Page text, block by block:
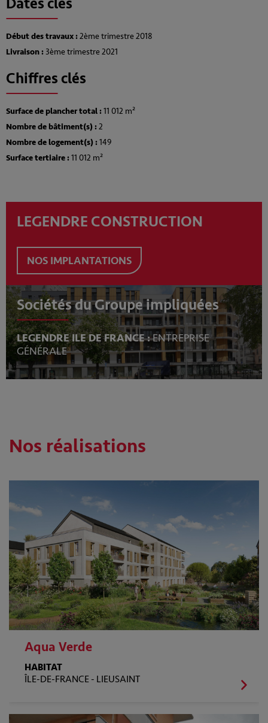
Dates clés
Début des travaux :2ème trimestre 2018
Livraison :3ème trimestre 2021
Chiffres clés
Surface de plancher total :11 012 m²
Nombre de bâtiment(s) :2
Nombre de logement(s) :149
Surface tertiaire :11 012 m²
LEGENDRE CONSTRUCTION
NOS IMPLANTATIONS
Sociétés du Groupe impliquées
LEGENDRE ILE DE FRANCE :ENTREPRISE
GÉNÉRALE
Nos réalisations
Aqua Verde
HABITAT
ÎLE-DE-FRANCE - LIEUSAINT